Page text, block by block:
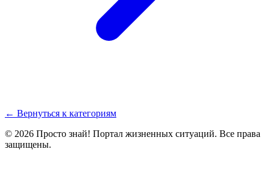
← Вернуться к категориям
© 2026 Просто знай! Портал жизненных ситуаций. Все права
защищены.